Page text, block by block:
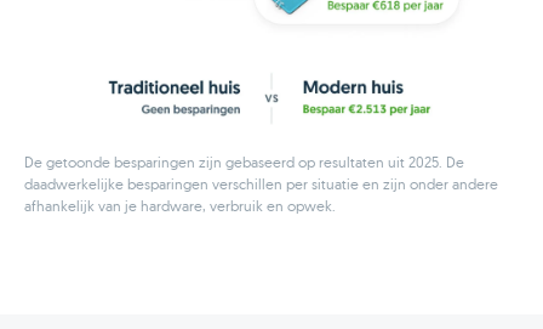
De getoonde besparingen zijn gebaseerd op resultaten uit 2025. De
daadwerkelijke besparingen verschillen per situatie en zijn onder andere
afhankelijk van je hardware, verbruik en opwek.